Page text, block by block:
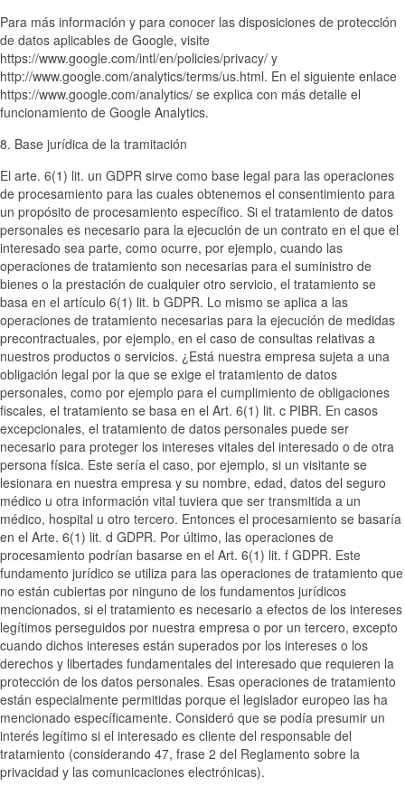
Para más información y para conocer las disposiciones de protección
de datos aplicables de Google, visite
https://www.google.com/intl/en/policies/privacy/ y
http://www.google.com/analytics/terms/us.html. En el siguiente enlace
https://www.google.com/analytics/ se explica con más detalle el
funcionamiento de Google Analytics.
8. Base jurídica de la tramitación
El arte. 6(1) lit. un GDPR sirve como base legal para las operaciones
de procesamiento para las cuales obtenemos el consentimiento para
un propósito de procesamiento específico. Si el tratamiento de datos
personales es necesario para la ejecución de un contrato en el que el
interesado sea parte, como ocurre, por ejemplo, cuando las
operaciones de tratamiento son necesarias para el suministro de
bienes o la prestación de cualquier otro servicio, el tratamiento se
basa en el artículo 6(1) lit. b GDPR. Lo mismo se aplica a las
operaciones de tratamiento necesarias para la ejecución de medidas
precontractuales, por ejemplo, en el caso de consultas relativas a
nuestros productos o servicios. ¿Está nuestra empresa sujeta a una
obligación legal por la que se exige el tratamiento de datos
personales, como por ejemplo para el cumplimiento de obligaciones
fiscales, el tratamiento se basa en el Art. 6(1) lit. c PIBR. En casos
excepcionales, el tratamiento de datos personales puede ser
necesario para proteger los intereses vitales del interesado o de otra
persona física. Este sería el caso, por ejemplo, si un visitante se
lesionara en nuestra empresa y su nombre, edad, datos del seguro
médico u otra información vital tuviera que ser transmitida a un
médico, hospital u otro tercero. Entonces el procesamiento se basaría
en el Arte. 6(1) lit. d GDPR. Por último, las operaciones de
procesamiento podrían basarse en el Art. 6(1) lit. f GDPR. Este
fundamento jurídico se utiliza para las operaciones de tratamiento que
no están cubiertas por ninguno de los fundamentos jurídicos
mencionados, si el tratamiento es necesario a efectos de los intereses
legítimos perseguidos por nuestra empresa o por un tercero, excepto
cuando dichos intereses están superados por los intereses o los
derechos y libertades fundamentales del interesado que requieren la
protección de los datos personales. Esas operaciones de tratamiento
están especialmente permitidas porque el legislador europeo las ha
mencionado específicamente. Consideró que se podía presumir un
interés legítimo si el interesado es cliente del responsable del
tratamiento (considerando 47, frase 2 del Reglamento sobre la
privacidad y las comunicaciones electrónicas).